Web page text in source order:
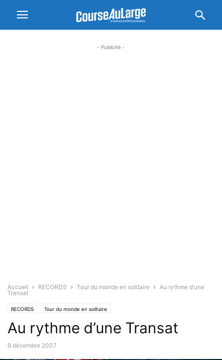
- Publicité -
Accueil RECORDS Tour du monde en solitaire
Au rythme d’une
Transat
RECORDS Tour du monde en solitaire
Au rythme d’une Transat
9 décembre 2007